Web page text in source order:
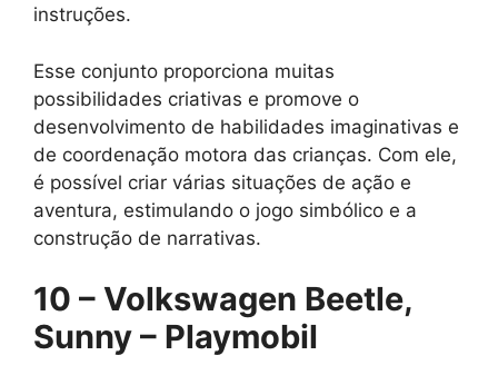
instruções.
Esse conjunto proporciona muitas
possibilidades criativas e promove o
desenvolvimento de habilidades imaginativas e
de coordenação motora das crianças. Com ele,
é possível criar várias situações de ação e
aventura, estimulando o jogo simbólico e a
construção de narrativas.
10 – Volkswagen Beetle,
Sunny – Playmobil